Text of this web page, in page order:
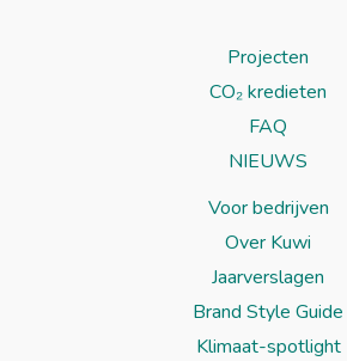
Projecten
CO₂ kredieten
FAQ
NIEUWS
Voor bedrijven
Over Kuwi
Jaarverslagen
Brand Style Guide
Klimaat-spotlight